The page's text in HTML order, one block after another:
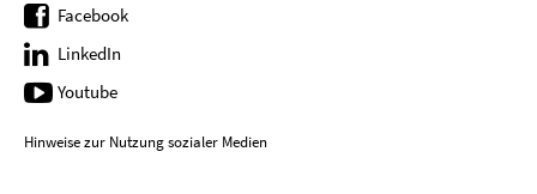
Facebook
LinkedIn
Youtube
Hinweise zur Nutzung sozialer Medien